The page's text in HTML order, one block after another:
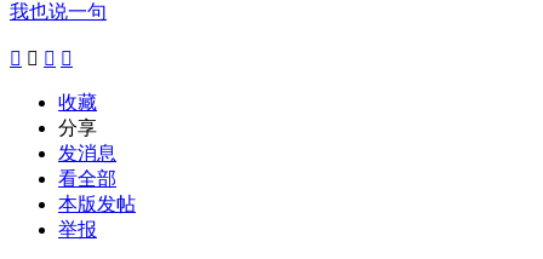
我也说一句
   
收藏
分享
发消息
看全部
本版发帖
举报